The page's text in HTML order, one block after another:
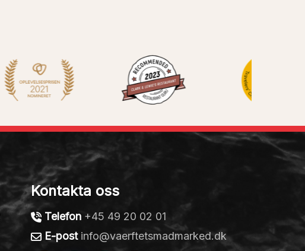
Kontakta oss
Telefon +45 49 20 02 01
E-post info@vaerftetsmadmarked.dk